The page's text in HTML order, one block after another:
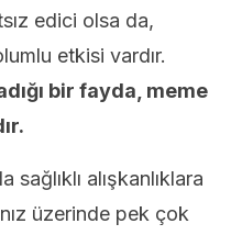
edici olsa da,
etkisi vardır.
bir fayda, meme
sağlıklı alışkanlıklara
üzerinde pek çok